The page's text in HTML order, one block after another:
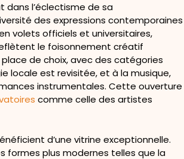
dans l’éclectisme de sa
des expressions contemporaines
volets officiels et universitaires,
le foisonnement créatif
de choix, avec des catégories
locale est revisitée, et à la musique,
instrumentales. Cette ouverture
comme celle des artistes
d’une vitrine exceptionnelle.
formes plus modernes telles que la